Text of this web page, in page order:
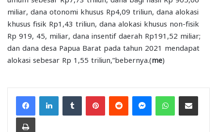
miliar, dana otonomi khusus Rp4,09 triliun, dana alokasi
khusus fisik Rp1,43 triliun, dana alokasi khusus non-fisik
Rp 919, 45, miliar, dana insentif daerah Rp191,52 miliar;
dan dana desa Papua Barat pada tahun 2021 mendapat
alokasi sebesar Rp 1,55 triliun,”bebernya.(me)
FacebookLinkedInTumblr PinterestReddit MessengerWhatsAppShare via Email
Print